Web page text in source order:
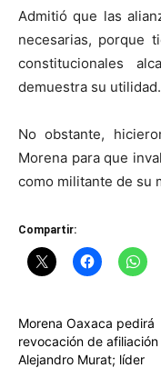
Admitió que las
necesarias, porque
constitucionales
demuestra su utilidad.
No obstante,
Morena para que
como militante de su
Compartir:
Morena Oaxaca pedirá
revocación de
Alejandro Murat; líder